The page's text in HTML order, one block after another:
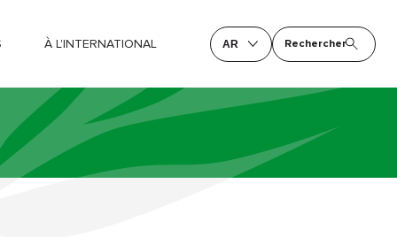
À L'INTERNATIONAL AR Rechercher